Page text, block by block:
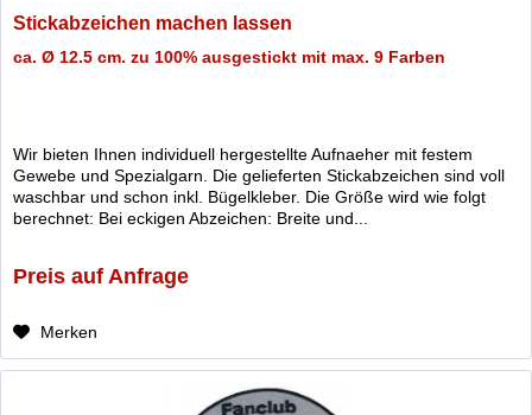
Stickabzeichen machen lassen
ca. Ø 12.5 cm. zu 100% ausgestickt mit max. 9 Farben
Wir bieten Ihnen individuell hergestellte Aufnaeher mit festem
Gewebe und Spezialgarn. Die gelieferten Stickabzeichen sind voll
waschbar und schon inkl. Bügelkleber. Die Größe wird wie folgt
berechnet: Bei eckigen Abzeichen: Breite und...
Preis auf Anfrage
Merken